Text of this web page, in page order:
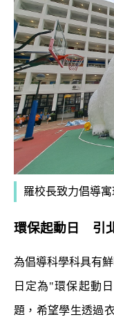
羅校長致力倡導寓
環保起動日 引
為倡導科學科具有
日定為"環保起動日
題，希望學生透過